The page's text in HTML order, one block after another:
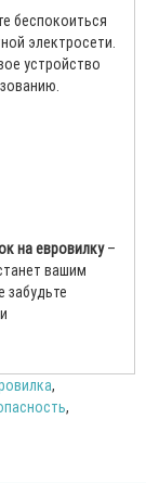
беспокоиться
электросети.
устройство
на евровилку–
вашим
забудьте
,
,